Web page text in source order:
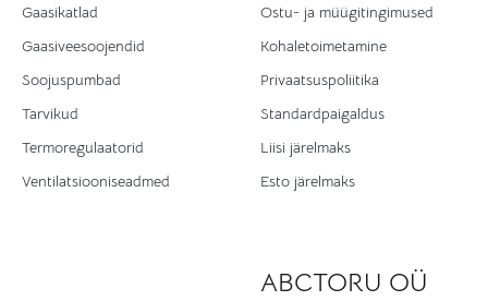
Gaasikatlad
Gaasiveesoojendid
Soojuspumbad
Tarvikud
Termoregulaatorid
Ventilatsiooniseadmed
Ostu- ja müügitingimused
Kohaletoimetamine
Privaatsuspoliitika
Standardpaigaldus
Liisi järelmaks
Esto järelmaks
ABCTORU OÜ